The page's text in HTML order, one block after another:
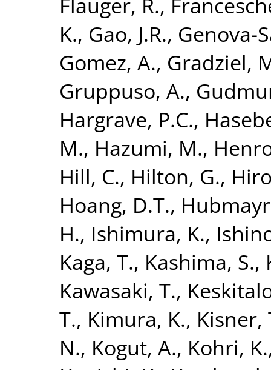
K., Gao, J.R., Genova-
Gomez, A., Gradziel,
Gruppuso, A.,
Hargrave, P.C.,
M., Hazumi, M.,
Hill, C., Hilton, G.,
Hoang, D.T.,
H., Ishimura, K.,
Kaga, T., Kashima, S.,
Kawasaki, T.,
T., Kimura, K., Kisner,
N., Kogut, A., Kohri, K.